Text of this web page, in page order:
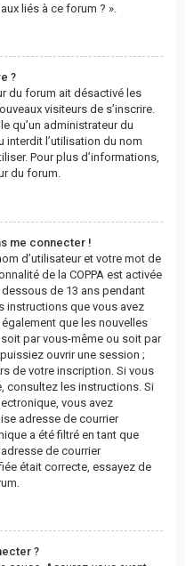
liés à ce forum ? ».
?
du forum ait désactivé les
visiteurs de s’inscrire.
qu’un administrateur du
interdit l’utilisation du nom
Pour plus d’informations,
du forum.
me connecter !
d’utilisateur et votre mot de
de la COPPA est activée
de 13 ans pendant
instructions que vous avez
que les nouvelles
par vous-même ou soit par
ouvrir une session ;
de votre inscription. Si vous
consultez les instructions. Si
vous avez
adresse de courrier
a été filtré en tant que
de courrier
était correcte, essayez de
?